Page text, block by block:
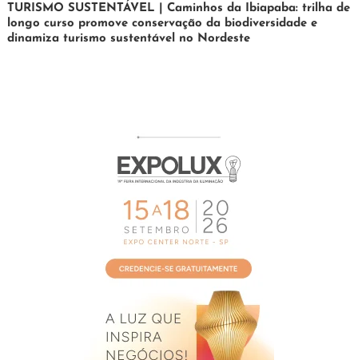
24
de
fevereiro
Maurilio
TURISMO SUSTENTÁVEL | Caminhos da Ibiapaba: trilha de
longo curso promove conservação da biodiversidade e
dinamiza turismo sustentável no Nordeste